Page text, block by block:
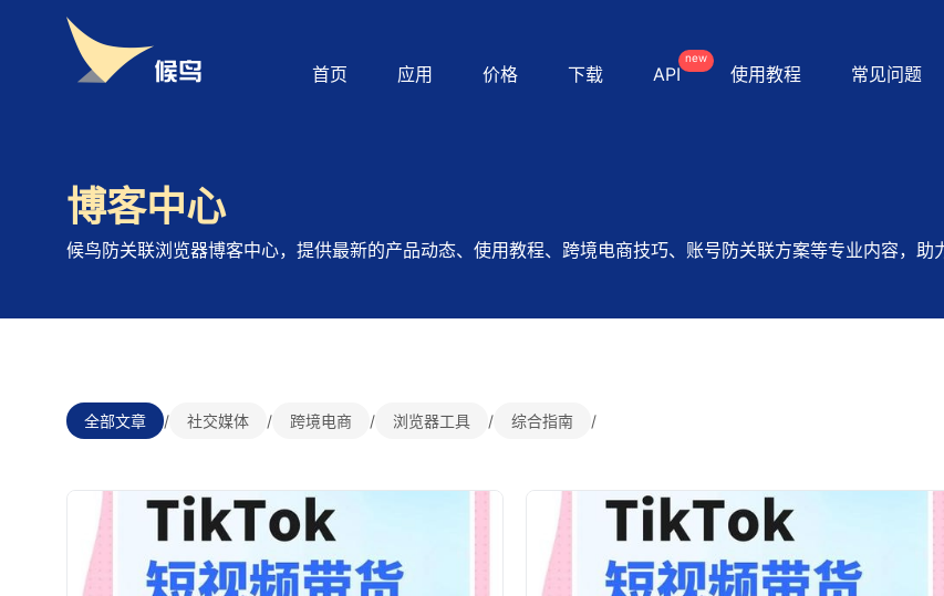
首页 应用 价格 下载 API
new
使用教程 常见问题
博客中心
候鸟防关联浏览器博客中心，提供最新的产品动态、使用教程、跨境电商技巧、账号防关联方案等专业内容，助
全部文章 / 社交媒体 / 跨境电商 / 浏览器工具 / 综合指南 /